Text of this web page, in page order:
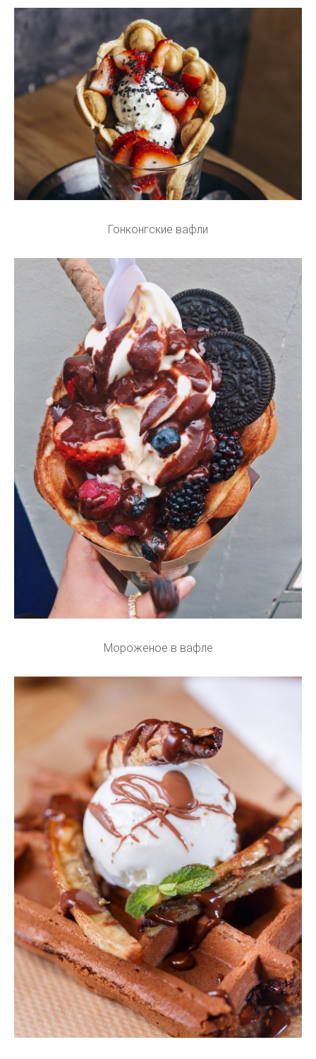
Гонконгские вафли
Мороженое в вафле